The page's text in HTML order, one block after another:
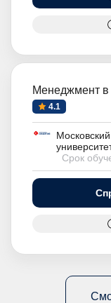
Менеджмент в
4.1
Срок